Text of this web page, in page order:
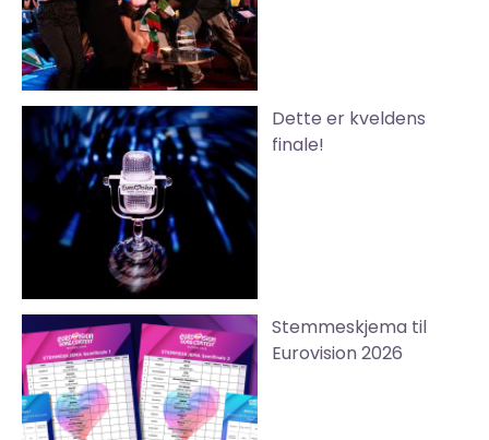
Dette er kveldens
finale!
Stemmeskjema til
Eurovision 2026